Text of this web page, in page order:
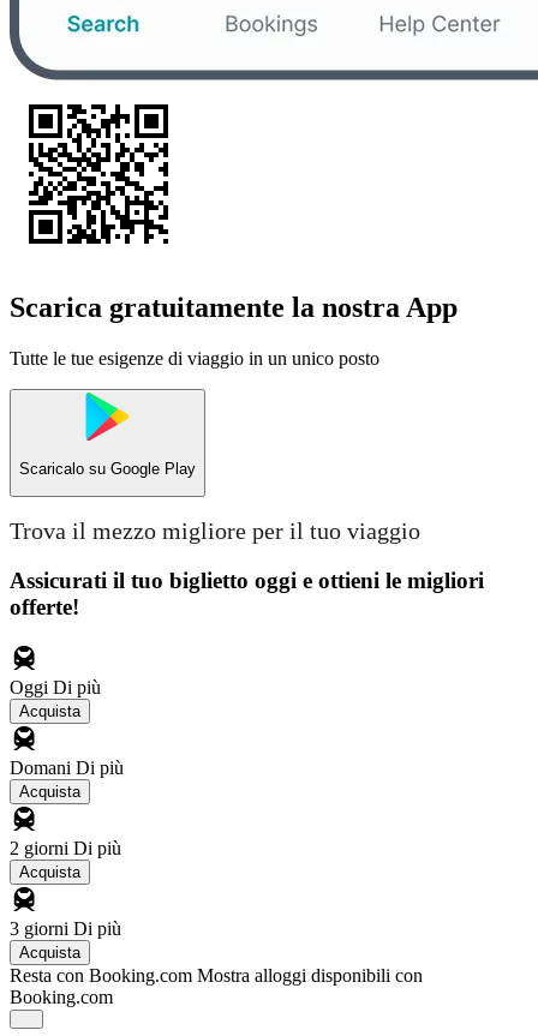
Scarica gratuitamente la nostra App
Tutte le tue esigenze di viaggio in un unico posto
Scaricalo su Google Play
Trova il mezzo migliore per il tuo viaggio
Assicurati il ​​tuo biglietto oggi e ottieni le migliori
offerte!
Oggi Di più
Acquista
Domani Di più
Acquista
2 giorni Di più
Acquista
3 giorni Di più
Acquista
Resta con Booking.com Mostra alloggi disponibili con
Booking.com